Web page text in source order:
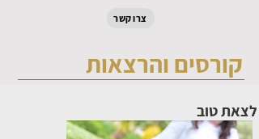
צרו קשר
קורסים והרצאות
לצאת טוב